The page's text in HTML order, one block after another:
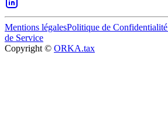
Mentions légalesPolitique de Confidentialité
de Service
Copyright © ORKA.tax